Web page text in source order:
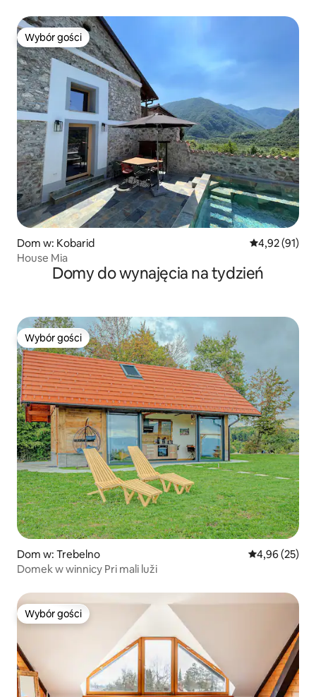
Wybór gości
Wybór gości
Dom w: Kobarid Średnia
4,92 (91)
House Mia
Domy do wynajęcia na tydzień
Wybór gości
Wybór gości
Dom w: Trebelno Średnia
4,96 (25)
Domek w winnicy Pri mali luži
Wybór gości
Wybór gości